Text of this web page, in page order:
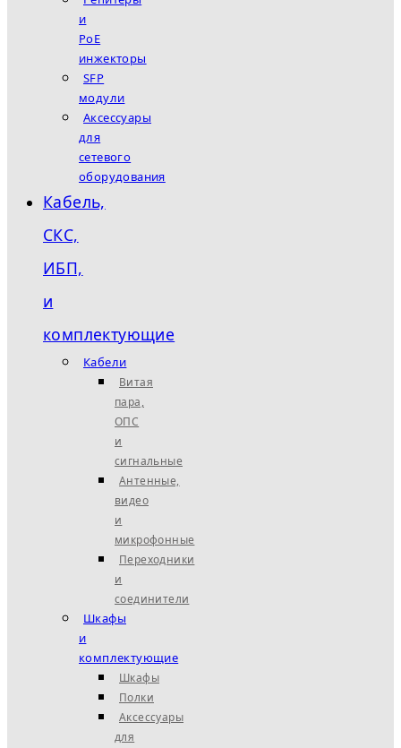
и
PoE
инжекторы
SFP
модули
Аксессуары
для
сетевого
оборудования
Кабель,
СКС,
ИБП,
и
комплектующие
Кабели
Витая
пара,
ОПС
и
сигнальные
Антенные,
видео
и
микрофонные
Переходники
и
соединители
Шкафы
и
комплектующие
Шкафы
Полки
Аксессуары
для